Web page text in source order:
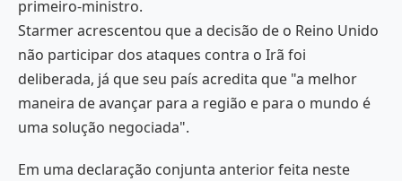
primeiro-ministro.
Starmer acrescentou que a decisão de o Reino Unido
não participar dos ataques contra o Irã foi
deliberada, já que seu país acredita que "a melhor
maneira de avançar para a região e para o mundo é
uma solução negociada".
Em uma declaração conjunta anterior feita neste